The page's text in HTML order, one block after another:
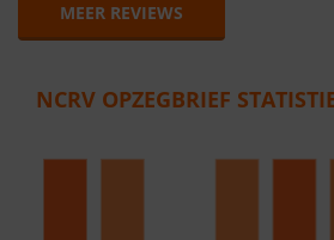
MEER REVIEWS
NCRV OPZEGBRIEF